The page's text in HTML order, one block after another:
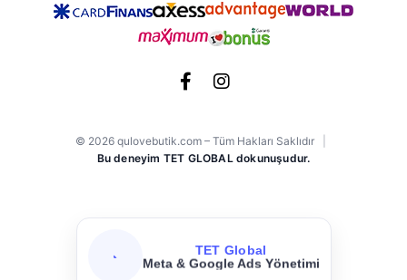
© 2026 qulovebutik.com – Tüm Hakları Saklıdır
Bu deneyim TET GLOBAL dokunuşudur.
TET Global
Meta & Google Ads Yönetimi